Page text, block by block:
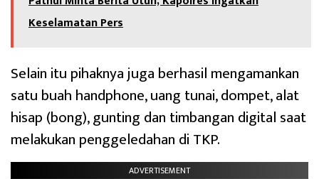
Keselamatan Pers
Selain itu pihaknya juga berhasil mengamankan
satu buah handphone, uang tunai, dompet, alat
hisap (bong), gunting dan timbangan digital saat
melakukan penggeledahan di TKP.
ADVERTISEMENT